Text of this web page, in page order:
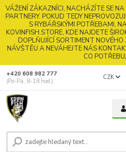
VÁŽENÍ ZÁKAZNÍCI, NACHÁZÍTE SE
PARTNERY. POKUD TEDY
S RYBÁŘSKÝMI POTŘEBAMI,
KOVINFISH.STORE, KDE NAJDETE
DOPLŇUJÍCÍ SORTIMENT NOVÉHO
NÁVŠTĚU A NEVÁHEJTE NÁS
CO
CZK
+420 608 982 777
(Po-Pá, 8-18 hod.)